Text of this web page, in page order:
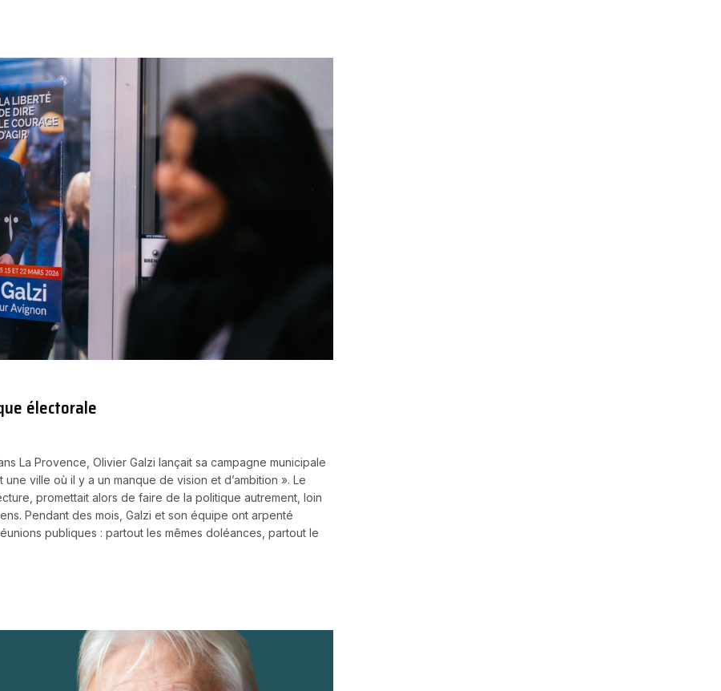
électorale
La Provence, Olivier Galzi lançait sa campagne municipale
ville où il y a un manque de vision et d’ambition ». Le
promettait alors de faire de la politique autrement, loin
Pendant des mois, Galzi et son équipe ont arpenté
publiques : partout les mêmes doléances, partout le